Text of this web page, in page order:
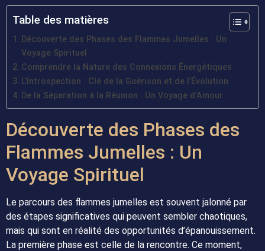
Table des matières
Découverte des Phases des Flammes Jumelles : Un
Voyage Spirituel
Comprendre la Nature des Connexions Énergétiques
L’Introspection : Clé de la Guérison et de l’Évolution
De la Séparation à la Réunion : Un Voyage d’Amour
Découverte des Phases des
Flammes Jumelles : Un
Voyage Spirituel
Le parcours des flammes jumelles est souvent jalonné par
des étapes significatives qui peuvent sembler chaotiques,
mais qui sont en réalité des opportunités d’épanouissement.
La première phase est celle de la rencontre. Ce moment,